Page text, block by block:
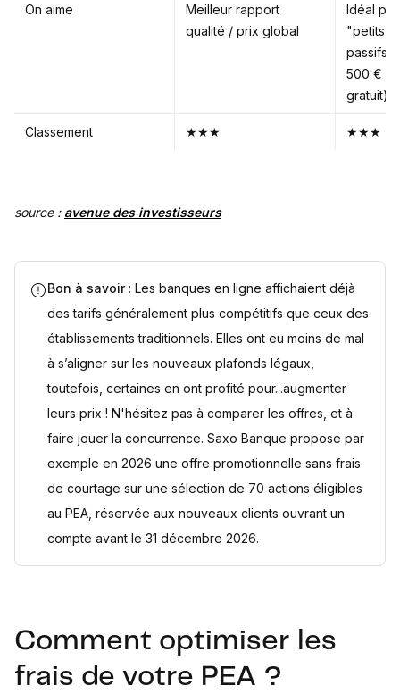
On aime
Meilleur rapport
qualité / prix global
Idéal
"petits
passifs
500 €
gratuit)
Classement ★★★ ★★★
source : avenue des investisseurs
Bon à savoir : Les banques en ligne affichaient déjà
des tarifs généralement plus compétitifs que ceux des
établissements traditionnels. Elles ont eu moins de mal
à s’aligner sur les nouveaux plafonds légaux,
toutefois, certaines en ont profité pour...augmenter
leurs prix ! N'hésitez pas à comparer les offres, et à
faire jouer la concurrence. Saxo Banque propose par
exemple en 2026 une offre promotionnelle sans frais
de courtage sur une sélection de 70 actions éligibles
au PEA, réservée aux nouveaux clients ouvrant un
compte avant le 31 décembre 2026.
Comment optimiser les
frais de votre PEA ?